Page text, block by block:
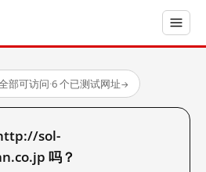
部可访问·6 个已测试网址→
sol-
吗？